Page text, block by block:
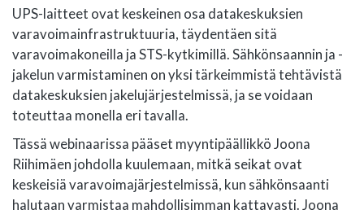
UPS-laitteet ovat keskeinen osa datakeskuksien
varavoimainfrastruktuuria, täydentäen sitä
varavoimakoneilla ja STS-kytkimillä. Sähkönsaannin ja -
jakelun varmistaminen on yksi tärkeimmistä tehtävistä
datakeskuksien jakelujärjestelmissä, ja se voidaan
toteuttaa monella eri tavalla.
Tässä webinaarissa pääset myyntipäällikkö Joona
Riihimäen johdolla kuulemaan, mitkä seikat ovat
keskeisiä varavoimajärjestelmissä, kun sähkönsaanti
halutaan varmistaa mahdollisimman kattavasti. Joona